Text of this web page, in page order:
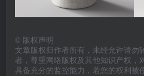
© 版权声明
文章版权归作者所有，未经允许请勿
者，尊重网络版权及其他知识产权，
具备充分的监控能力，若您的权利被